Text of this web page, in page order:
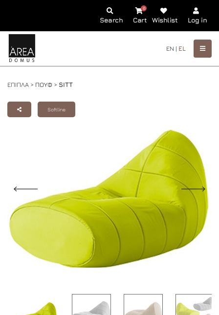
Search Cart
0
Wishlist Log in
EN | EL
ΕΠΙΠΛΑ > ΠΟΥΦ > SITT
Softline